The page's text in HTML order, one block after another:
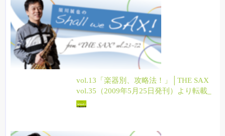
vol.13「楽器別、攻略法！」│THE SAX
vol.35（2009年5月25日発刊）より転載_